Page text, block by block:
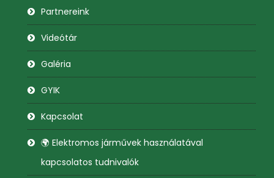
Partnereink
Videótár
Galéria
GYIK
Kapcsolat
🌍 Elektromos járművek használatával
kapcsolatos tudnivalók